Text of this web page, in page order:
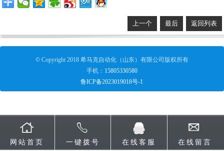
上一个 最后 返回列表
© Copyright 2018 希马克自动化（山东）有限公司版权所有
手机： 15805330580
鲁ICP备2023019018号-1
网站首页 一键拨号 在线客服 在线留言